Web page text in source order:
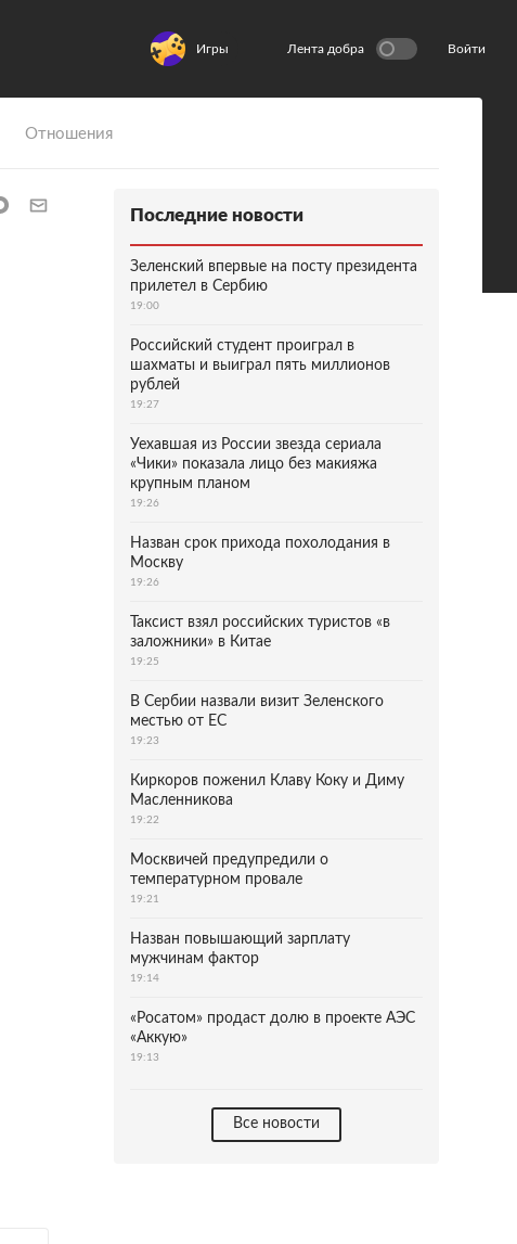
Игры Лента добра Войти
Отношения
Последние новости
Зеленский впервые на посту президента
прилетел в Сербию
19:00
Российский студент проиграл в
шахматы и выиграл пять миллионов
рублей
19:27
Уехавшая из России звезда сериала
«Чики» показала лицо без макияжа
крупным планом
19:26
Назван срок прихода похолодания в
Москву
19:26
Таксист взял российских туристов «в
заложники» в Китае
19:25
В Сербии назвали визит Зеленского
местью от ЕС
19:23
Киркоров поженил Клаву Коку и Диму
Масленникова
19:22
Москвичей предупредили о
температурном провале
19:21
Назван повышающий зарплату
мужчинам фактор
19:14
«Росатом» продаст долю в проекте АЭС
«Аккую»
19:13
Все новости